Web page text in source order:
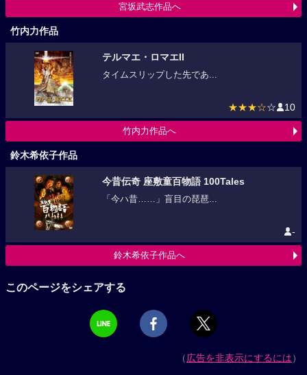
宮坂武志作品へ
竹内力作品
テルマエ・ロマエII
タイムスリップした先であ...
★★★☆☆ 10
竹内力作品へ
鈴木希依子作品
今昔伝奇 座敷童百物語 100Tales
「今ハ昔……」盲目の琵琶...
-
鈴木希依子作品へ
このページをシェアする
（広告を非表示にするには）